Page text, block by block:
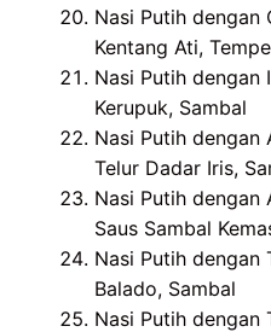
Nasi Putih dengan
Kentang Ati,
Nasi Putih dengan
Kerupuk, Sambal
Nasi Putih dengan
Telur Dadar Iris,
Nasi Putih dengan
Saus Sambal
Nasi Putih dengan
Balado, Sambal
Nasi Putih dengan